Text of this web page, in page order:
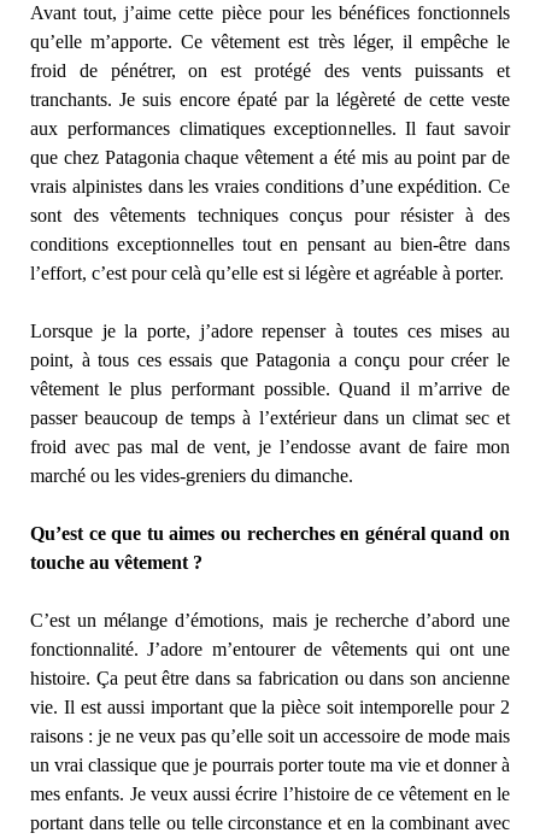
Avant tout, j’aime cette pièce pour les bénéfices fonctionnels
qu’elle m’apporte. Ce vêtement est très léger, il empêche le
froid de pénétrer, on est protégé des vents puissants et
tranchants. Je suis encore épaté par la légèreté de cette veste
aux performances climatiques exceptionnelles. Il faut savoir
que chez Patagonia chaque vêtement a été mis au point par de
vrais alpinistes dans les vraies conditions d’une expédition. Ce
sont des vêtements techniques conçus pour résister à des
conditions exceptionnelles tout en pensant au bien-être dans
l’effort, c’est pour celà qu’elle est si légère et agréable à porter.
Lorsque je la porte, j’adore repenser à toutes ces mises au
point, à tous ces essais que Patagonia a conçu pour créer le
vêtement le plus performant possible. Quand il m’arrive de
passer beaucoup de temps à l’extérieur dans un climat sec et
froid avec pas mal de vent, je l’endosse avant de faire mon
marché ou les vides-greniers du dimanche.
Qu’est ce que tu aimes ou recherches en général quand on
touche au vêtement ?
C’est un mélange d’émotions, mais je recherche d’abord une
fonctionnalité. J’adore m’entourer de vêtements qui ont une
histoire. Ça peut être dans sa fabrication ou dans son ancienne
vie. Il est aussi important que la pièce soit intemporelle pour 2
raisons : je ne veux pas qu’elle soit un accessoire de mode mais
un vrai classique que je pourrais porter toute ma vie et donner à
mes enfants. Je veux aussi écrire l’histoire de ce vêtement en le
portant dans telle ou telle circonstance et en la combinant avec